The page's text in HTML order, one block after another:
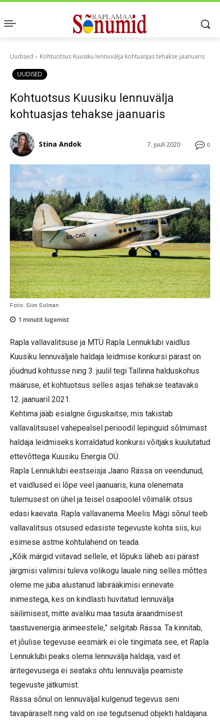
Uudised Kohtuotsus Kuusiku lennuvälja kohtuasjas tehakse jaanuaris
UUDISED
Kohtuotsus Kuusiku lennuvälja
kohtuasjas tehakse jaanuaris
0
7. juuli 2020
Stina Andok
Foto: Siim Solman
1 minutit lugemist
Rapla vallavalitsuse ja MTÜ Rapla Lennuklubi vaidlus
Kuusiku lennuväljale haldaja leidmise konkursi pärast on
jõudnud kohtusse ning 3. juulil tegi Tallinna halduskohus
määruse, et kohtuotsus selles asjas tehakse teatavaks
12. jaanuaril 2021.
Kehtima jääb esialgne õiguskaitse, mis takistab
vallavalitsusel vahepealsel perioodil lepinguid sõlmimast
haldaja leidmiseks korraldatud konkursi võitjaks kuulutatud
ettevõttega Kuusiku Energia OÜ.
Rapla Lennuklubi eestseisja Jaano Rässa on veendunud,
et vaidlused ei lõpe veel jaanuaris, kuna olenemata
tulemusest on ühel ja teisel osapoolel võimalik otsus
edasi kaevata. Rapla vallavanema Meelis Mägi sõnul teeb
vallavalitsus otsused edasiste tegevuste kohta siis, kui
esimese astme kohtulahend on teada.
„Kõik märgid viitavad sellele, et lõpuks läheb asi pärast
järgmisi valimisi tuleva volikogu lauale ning selles mõttes
oleme me juba alustanud läbirääkimisi erinevate
inimestega, kes on kindlasti huvitatud lennuvälja
säilimisest, mitte avaliku maa tasuta äraandmisest
taastuvenergia ärimeestele,” selgitab Rässa. Ta kinnitab,
et jõulise tegevuse eesmärk ei ole tingimata see, et Rapla
Lennuklubi peaks olema lennuvälja haldaja, vaid et
äritegevusega ei seataks ohtu lennuvälja peamiste
tegevuste jätkumist.
Rässa sõnul on lennuväljal kulgenud tegevus seni
tavapäraselt ning vald on ise tegutsenud objekti haldajana.